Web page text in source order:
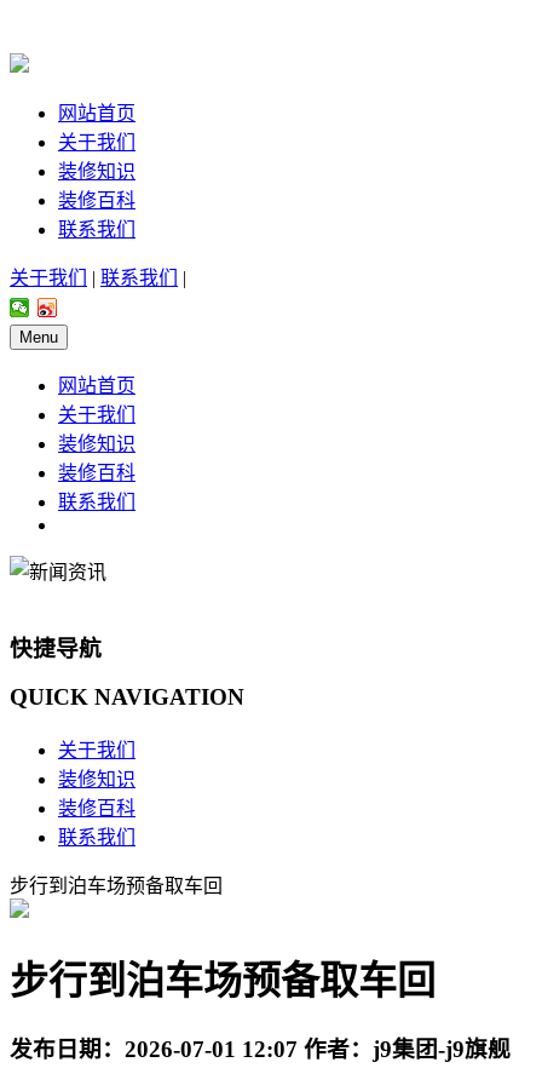
网站首页
关于我们
装修知识
装修百科
联系我们
关于我们 | 联系我们 |
Menu
网站首页
关于我们
装修知识
装修百科
联系我们
快捷导航
QUICK NAVIGATION
关于我们
装修知识
装修百科
联系我们
步行到泊车场预备取车回
步行到泊车场预备取车回
发布日期： 2026-07-01 12:07 作者： j9集团-j9旗舰